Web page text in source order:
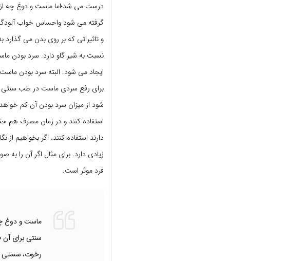
درست می شد؛اما ماست و دوغ چه
گرفته می شود واحساس خواب
و تاثیراتی که بر روی بدن می
نسبت به شیر گاو دارد. سرد بودن
ایجاد می شود. البته سرد بودن ماست
برای رفع سردی ماست در طب سنتی
شود از میزان سرد بودن آن کم
استفاده کنند و در زمان مصرف هم
دارند استفاده کنند. اگر بخواهیم
زیادی دارد. برای مثال اگر آن را به
فرد موثر است.
ماست و دوغ
سنتی برای
رخوت، سستی